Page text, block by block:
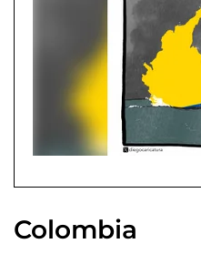
Colombia